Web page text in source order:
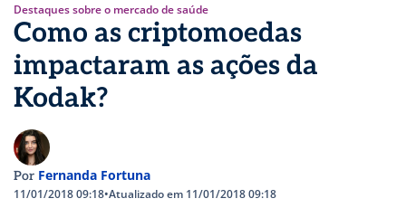
Destaques sobre o mercado de saúde
Como as criptomoedas
impactaram as ações da
Kodak?
Por Fernanda Fortuna
11/01/2018 09:18•Atualizado em 11/01/2018 09:18